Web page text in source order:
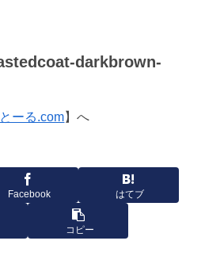
darkbrown-
ーる.com】へ
Facebook はてブ
コピー